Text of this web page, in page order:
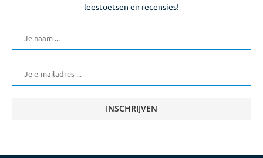
leestoetsen en recensies!